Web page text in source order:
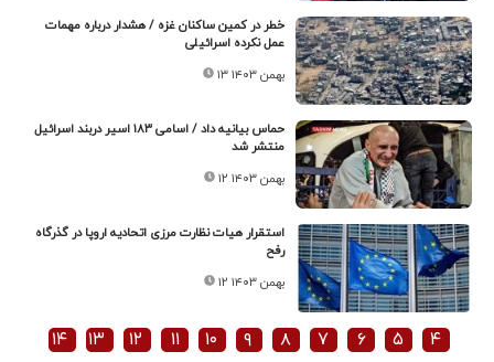
خطر در کمین ساکنان غزه / هشدار درباره مهمات
عمل نکرده اسرائیلی
۱۳ بهمن ۱۴۰۳
حماس بیانیه داد / اسامی ۱۸۳ اسیر دربند اسرائیل
منتشر شد
۱۲ بهمن ۱۴۰۳
استقرار هیات نظارت مرزی اتحادیه اروپا در گذرگاه
رفح
۱۲ بهمن ۱۴۰۳
۴ ۵ ۶ ۷ ۸ ۹ ۱۰ ۱۱ ۱۲ ۱۳ ۱۴